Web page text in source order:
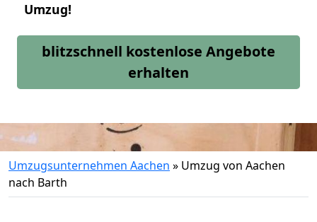
Umzug!
blitzschnell kostenlose Angebote
erhalten
Umzugsunternehmen Aachen » Umzug von Aachen
nach Barth